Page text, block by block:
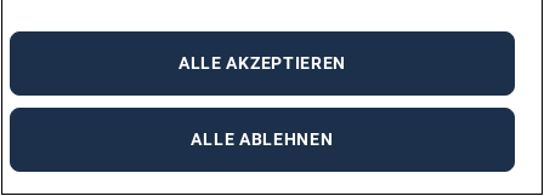
ALLE ABLEHNEN
ALLE AKZEPTIEREN